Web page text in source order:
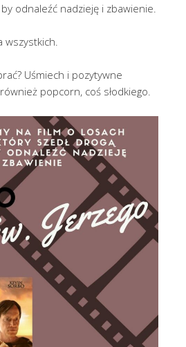
odnaleźć nadzieję i zbawienie.
wszystkich.
Uśmiech i pozytywne
popcorn, coś słodkiego.